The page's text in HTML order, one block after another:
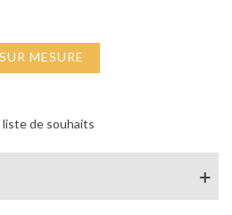
MESURE
de souhaits